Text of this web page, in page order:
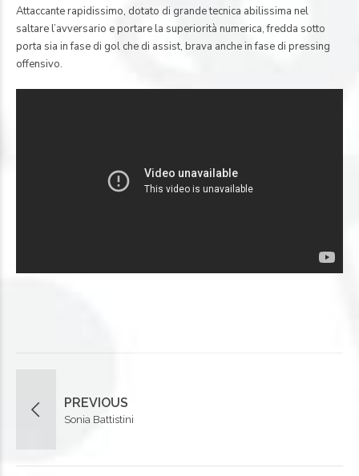
Attaccante rapidissimo, dotato di grande tecnica abilissima nel
saltare l’avversario e portare la superiorità numerica, fredda sotto
porta sia in fase di gol che di assist, brava anche in fase di pressing
offensivo.
PREVIOUS
Sonia Battistini